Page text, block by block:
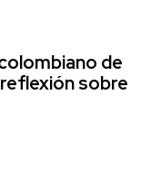
de
sobre